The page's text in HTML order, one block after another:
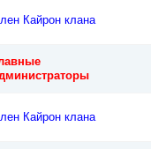
Кайрон клана
Кайрон клана